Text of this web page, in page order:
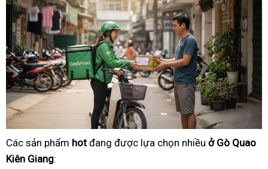
Các sản phẩm hot đang được lựa chọn nhiều ở Gò Quao
Kiên Giang: